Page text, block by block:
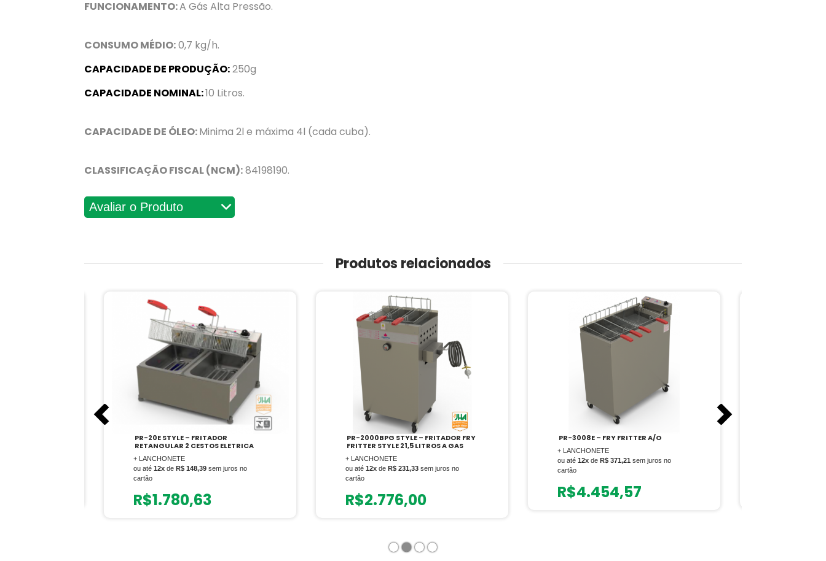
FUNCIONAMENTO:A Gás Alta Pressão.
CONSUMO MÉDIO:0,7 kg/h.
CAPACIDADE DE PRODUÇÃO:250g
CAPACIDADE NOMINAL:10 Litros.
CAPACIDADE DE ÓLEO:Minima 2l e máxima 4l (cada cuba).
CLASSIFICAÇÃO FISCAL (NCM):84198190.
Avaliações
Produtos relacionados
PR-20E STYLE – FRITADOR
RETANGULAR 2 CESTOS ELETRICA
+ LANCHONETE
ou até 12x de R$ 148,39 sem juros no
cartão
R$1.780,63
PR-2000BPG STYLE – FRITADOR FRY
FRITTER STYLE 21,5 LITROS A GAS
+ LANCHONETE
ou até 12x de R$ 231,33 sem juros no
cartão
R$2.776,00
PR-3008E – FRY FRITTER A/O
+ LANCHONETE
ou até 12x de R$ 371,21 sem juros no
cartão
R$4.454,57
1 2 3 4